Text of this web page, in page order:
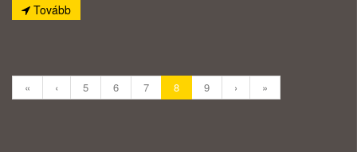
Tovább
« ‹ 5 6 7 8 9 › »